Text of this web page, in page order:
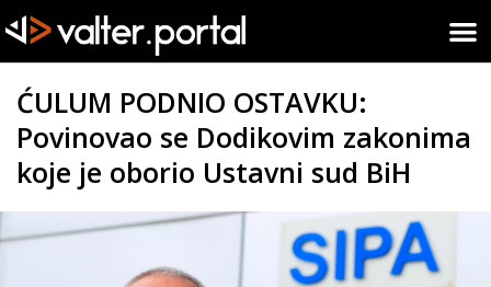
ĆULUM PODNIO OSTAVKU:
Povinovao se Dodikovim zakonima
koje je oborio Ustavni sud BiH